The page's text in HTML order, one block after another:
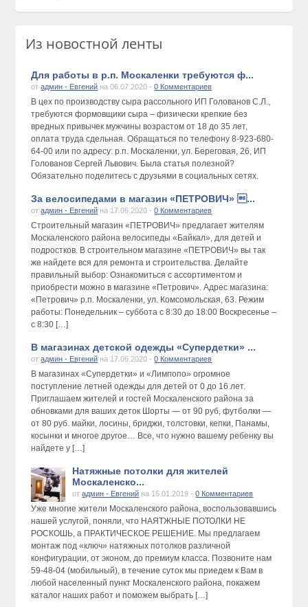
Из новостной ленты
Для работы в р.п. Москаленки требуются ф...
отадмин - Евгений на 06.07.2020 -0 Комментариев
В цех по производству сыра рассольного ИП Голованов С.Л.,
требуются формовщики сыра – физически крепкие без
вредных привычек мужчины возрастом от 18 до 35 лет,
оплата труда сдельная. Обращаться по телефону 8-923-680-
64-00 или по адресу: р.п. Москаленки, ул. Береговая, 26, ИП
Голованов Сергей Львович. Была статья полезной?
Обязательно поделитесь с друзьями в социальных сетях.
За велосипедами в магазин «ПЕТРОВИЧ» ...
отадмин - Евгений на 17.06.2020 -0 Комментариев
Строительный магазин «ПЕТРОВИЧ» предлагает жителям
Москаленского района велосипеды «Байкал», для детей и
подростков. В строительном магазине «ПЕТРОВИЧ» вы так
же найдете вся для ремонта и строительства. Делайте
правильный выбор: Ознакомиться с ассортиментом и
приобрести можно в магазине «Петрович». Адрес магазина:
«Петрович» р.п. Москаленки, ул. Комсомольская, 63. Режим
работы: Понедельник – суббота с 8:30 до 18:00 Воскресенье –
с 8:30 […]
В магазинах детской одежды «Супердетки» ...
отадмин - Евгений на 17.06.2020 -0 Комментариев
В магазинах «Супердетки» и «Лимпопо» огромное
поступление летней одежды для детей от 0 до 16 лет.
Приглашаем жителей и гостей Москаленского района за
обновками для ваших деток Шорты — от 90 руб, футболки —
от 80 руб. майки, лосины, бриджи, толстовки, кепки, Панамы,
косынки и многое другое… Все, что нужно вашему ребенку вы
найдете у […]
Натяжные потолки для жителей
Москаленско...
отадмин - Евгений на 15.01.2019 -0 Комментариев
Уже многие жители Москаленского района, воспользовавшись
нашей услугой, поняли, что НАЯТЖНЫЕ ПОТОЛКИ НЕ
РОСКОШЬ, а ПРАКТИЧЕСКОЕ РЕШЕНИЕ. Мы предлагаем
монтаж под «ключ» натяжных потолков различной
конфигурации, от эконом, до премиум класса. Позвоните нам
59-48-04 (мобильный), в течение суток мы приедем к Вам в
любой населенный пункт Москаленского района, покажем
каталог наших работ и поможем выбрать […]